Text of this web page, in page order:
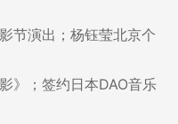
节演出；杨钰莹北京个
》；签约日本DAO音乐